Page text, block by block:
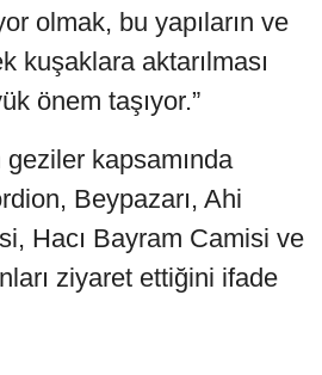
olmak, bu yapıların ve
kuşaklara aktarılması
önem taşıyor.”
kapsamında
Beypazarı, Ahi
Hacı Bayram Camisi ve
ziyaret ettiğini ifade